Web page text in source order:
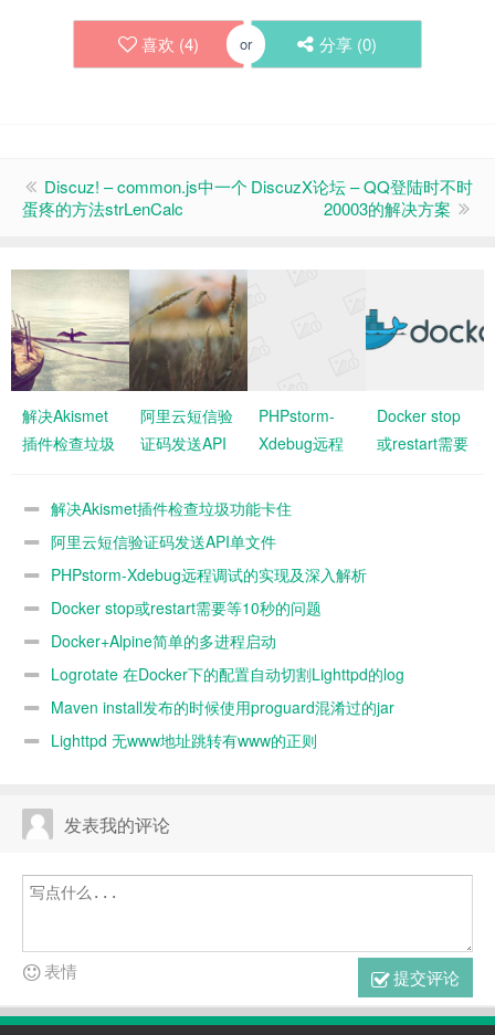
喜欢 (4) or 分享 (0)
Discuz! – common.js中一个
蛋疼的方法strLenCalc
DiscuzX论坛 – QQ登陆时不时
20003的解决方案
解决Akismet
插件检查垃圾
阿里云短信验
证码发送API
PHPstorm-
Xdebug远程
深入解析
Docker stop
或restart需要
解决Akismet插件检查垃圾功能卡住
阿里云短信验证码发送API单文件
PHPstorm-Xdebug远程调试的实现及深入解析
Docker stop或restart需要等10秒的问题
Docker+Alpine简单的多进程启动
Logrotate 在Docker下的配置自动切割Lighttpd的log
Maven install发布的时候使用proguard混淆过的jar
Lighttpd 无www地址跳转有www的正则
发表我的评论
提交评论
表情